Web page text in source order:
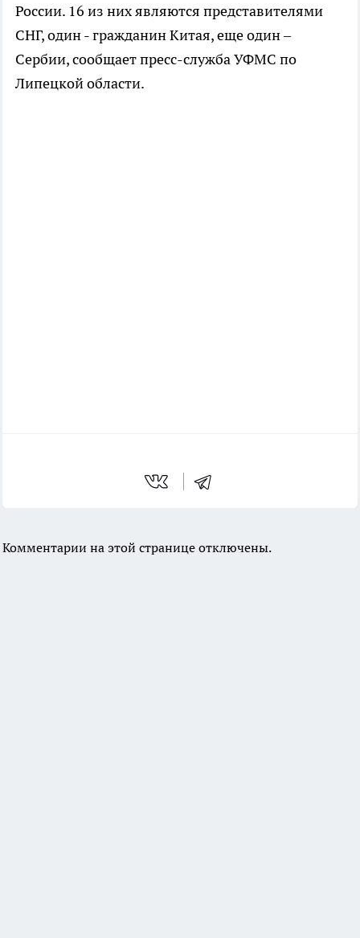
России. 16 из них являются представителями
СНГ, один - гражданин Китая, еще один –
Сербии, сообщает пресс-служба УФМС по
Липецкой области.
Комментарии на этой странице отключены.